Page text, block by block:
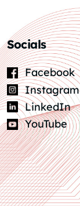
Socials
Facebook
Instagram
LinkedIn
YouTube